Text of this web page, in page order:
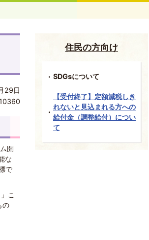
29日
10360
開
な
で
こ
の
住民の方向け
SDGsについて
【受付終了】定額減税しき
れないと見込まれる方への
給付金（調整給付）につい
て